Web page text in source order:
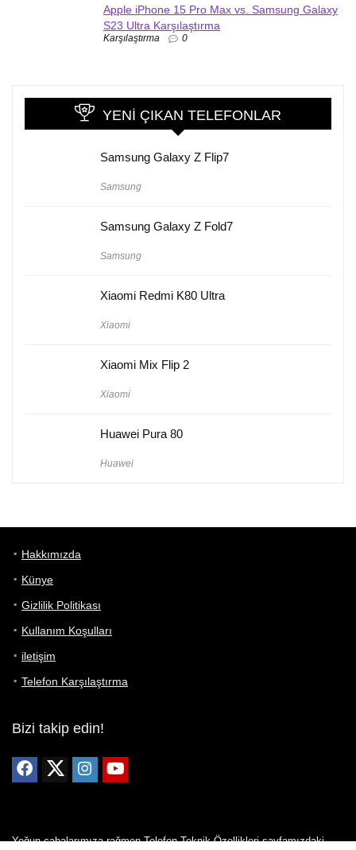
Apple iPhone 15 Pro Max vs. Samsung Galaxy
S23 Ultra Karşılaştırma
Karşılaştırma 0
YENI ÇIKAN TELEFONLAR
Samsung Galaxy Z Flip7
Samsung
Samsung Galaxy Z Fold7
Samsung
Xiaomi Redmi K80 Ultra
Xiaomi
Xiaomi Mix Flip 2
Xiaomi
Huawei Pura 80
Huawei
Hakkımızda
Künye
Gizlilik Politikası
Kullanım Koşulları
iletişim
Telefon Karşılaştırma
Bizi takip edin!
Yoğun çabalarımıza rağmen Telefon Teknik Özellikleri sayfamızdaki